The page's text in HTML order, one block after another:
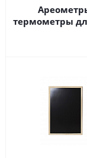
термометры